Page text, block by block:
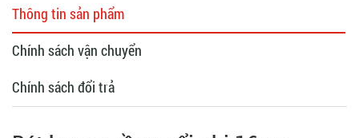
Thông tin sản phẩm
Chính sách vận chuyển
Chính sách đổi trả